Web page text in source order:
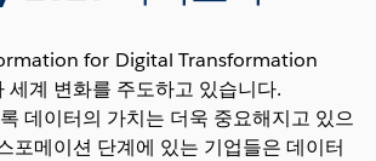
for Digital Transformation
세계 변화를 주도하고 있습니다.
데이터의 가치는 더욱 중요해지고 있으
포메이션 단계에 있는 기업들은 데이터